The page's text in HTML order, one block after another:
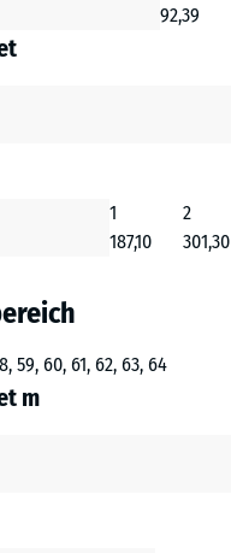
92,39
1 2
187,10 301,30
59, 60, 61, 62, 63, 64
m